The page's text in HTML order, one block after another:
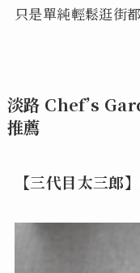
只是單純輕鬆逛街
淡路 Chef’s
推薦
【三代目太三郎